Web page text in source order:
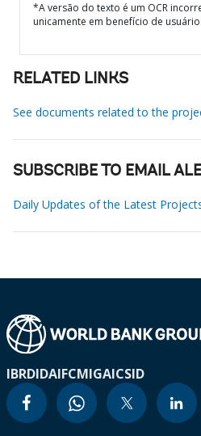
*A versão do texto é um OCR
unicamente em benefício de
RELATED LINKS
See documents related to the
SUBSCRIBE TO EMAIL
Daily Updates of the Latest
IBRDIDAIFCMIGAICSID